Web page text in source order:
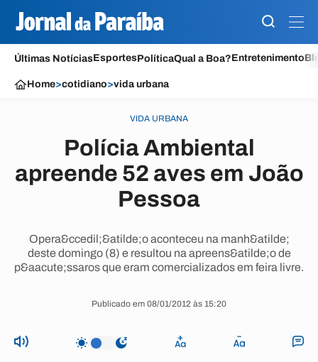
Últimas NotíciasEsportesPolíticaQual a Boa?Entretenimento
Home>cotidiano>vida urbana
VIDA URBANA
Polícia Ambiental
apreende 52 aves em João
Pessoa
Opera&ccedil;&atilde;o aconteceu na manh&atilde;
deste domingo (8) e resultou na apreens&atilde;o de
p&aacute;ssaros que eram comercializados em feira livre.
Publicado em 08/01/2012 às 15:20